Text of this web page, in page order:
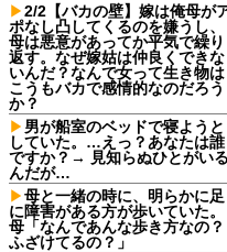
2/2【バカの壁】嫁は俺母が
ポなし凸してくるのを嫌うし、
母は悪意があってか平気で繰り
返す。なぜ嫁姑は仲良くできな
いんだ？なんで女って生き物は
こうもバカで感情的なのだろう
か？
男が船室のベッドで寝ようと
していた。…えっ？あなたは誰
ですか？→ 見知らぬひとがいる
んだが…
母と一緒の時に、明らかに足
に障害がある方が歩いていた。
母「なんであんな歩き方なの？
ふざけてるの？」